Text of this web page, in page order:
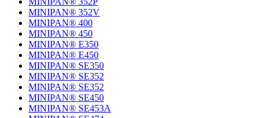
MINIPAN® 352V
MINIPAN® 400
MINIPAN® 450
MINIPAN® E350
MINIPAN® E450
MINIPAN® SE350
MINIPAN® SE352
MINIPAN® SE352
MINIPAN® SE450
MINIPAN® SE453A